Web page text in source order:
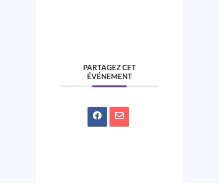
PARTAGEZ CET
ÉVÉNEMENT